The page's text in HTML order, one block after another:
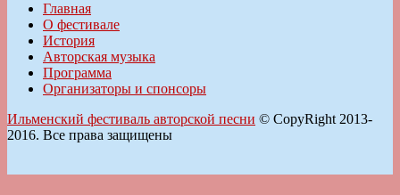
Главная
О фестивале
История
Авторская музыка
Программа
Организаторы и спонсоры
Ильменский фестиваль авторской песни © CopyRight 2013-
2016. Все права защищены